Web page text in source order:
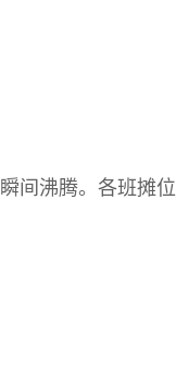
间沸腾。各班摊